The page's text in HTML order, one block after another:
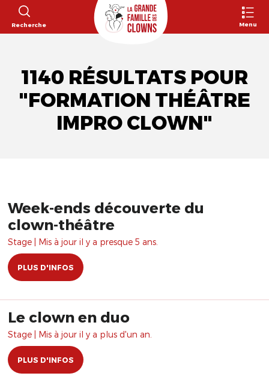
Recherche Menu
1140 RÉSULTATS POUR
"FORMATION THÉÂTRE
IMPRO CLOWN"
Week-ends découverte du
clown-théâtre
Stage | Mis à jour il y a presque 5 ans.
PLUS D'INFOS
Le clown en duo
Stage | Mis à jour il y a plus d'un an.
PLUS D'INFOS